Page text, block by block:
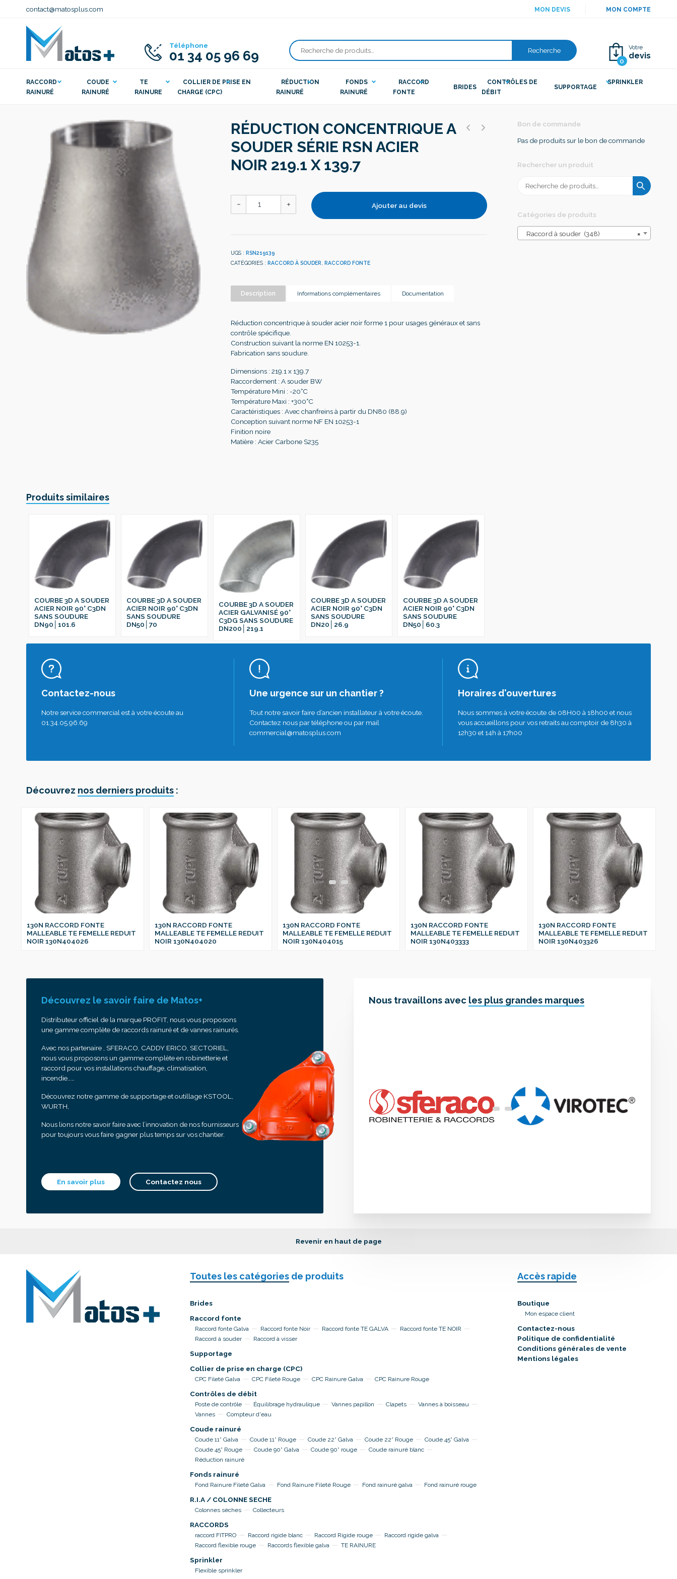
contact@matosplus.com MON DEVIS MON COMPTE
Téléphone
01 34 05 96 69
Recherche
Recherche
0
Votre
devis
RACCORD
RAINURÉ
COUDE
RAINURÉ
TE
RAINURE
COLLIER DE PRISE EN
CHARGE (CPC)
RÉDUCTION
RAINURÉ
FONDS
RAINURÉ
RACCORD
FONTE
BRIDES
CONTRÔLES DE
DÉBIT
SUPPORTAGE
SPRINKLER
RÉDUCTION CONCENTRIQUE A
SOUDER SÉRIE RSN ACIER
NOIR 219.1 X 139.7
Ajouter au devis
UGS :RSN219139
CATÉGORIES :RACCORD À SOUDER ,RACCORD FONTE
Description Informations complémentaires Documentation
Réduction concentrique à souder acier noir forme 1 pour usages généraux et sans
contrôle spécifique.
Construction suivant la norme EN 10253-1.
Fabrication sans soudure.
Dimensions : 219.1 x 139.7
Raccordement : A souder BW
Température Mini : -20°C
Température Maxi : +300°C
Caractéristiques : Avec chanfreins à partir du DN80 (88.9)
Conception suivant norme NF EN 10253-1
Finition noire
Matière : Acier Carbone S235
Produits similaires
COURBE 3D A SOUDER
ACIER NOIR 90° C3DN
SANS SOUDURE
DN90│101.6
COURBE 3D A SOUDER
ACIER NOIR 90° C3DN
SANS SOUDURE
DN50│70
COURBE 3D A SOUDER
ACIER GALVANISÉ 90°
C3DG SANS SOUDURE
DN200│219.1
COURBE 3D A SOUDER
ACIER NOIR 90° C3DN
SANS SOUDURE
DN20│26.9
COURBE 3D A SOUDER
ACIER NOIR 90° C3DN
SANS SOUDURE
DN50│60.3
Bon de commande
Pas de produits sur le bon de commande
Rechercher un produit
pour :
Catégories de produits
×
Raccord à souder (348)
Contactez-nous
Notre service commercial est à votre écoute au
01.34.05.96.69
Une urgence sur un chantier ?
Tout notre savoir faire d’ancien installateur à votre écoute.
Contactez nous par téléphone ou par mail
commercial@matosplus.com
Horaires d'ouvertures
Nous sommes à votre écoute de 08H00 à 18h00 et nous
vous accueillons pour vos retraits au comptoir de 8h30 à
12h30 et 14h à 17h00
Découvrez nos derniers produits :
130N RACCORD FONTE
MALLEABLE TE FEMELLE REDUIT
NOIR 130N404026
130N RACCORD FONTE
MALLEABLE TE FEMELLE REDUIT
NOIR 130N404020
130N RACCORD FONTE
MALLEABLE TE FEMELLE REDUIT
NOIR 130N404015
130N RACCORD FONTE
MALLEABLE TE FEMELLE REDUIT
NOIR 130N403333
130N RACCORD FONTE
MALLEABLE TE FEMELLE REDUIT
NOIR 130N403326
Découvrez le savoir faire de Matos+
Distributeur officiel de la marque PROFIT, nous vous proposons
une gamme complète de raccords rainuré et de vannes rainurés.
Avec nos partenaire , SFERACO, CADDY ERICO, SECTORIEL,
nous vous proposons un gamme complète en robinetterie et
raccord pour vos installations chauffage, climatisation,
incendie……
Découvrez notre gamme de supportage et outillage KSTOOL,
WURTH,
Nous lions notre savoir faire avec l’innovation de nos fournisseurs
pour toujours vous faire gagner plus temps sur vos chantier.
En savoir plus Contactez nous
Nous travaillons avec les plus grandes marques
Revenir en haut de page
Toutes les catégories de produits
Brides
Raccord fonte
Raccord fonte Galva Raccord fonte Noir Raccord fonte TE GALVA
Raccord fonte TE NOIR
Raccord à souder
Raccord à visser
Supportage
Collier de prise en charge (CPC)
CPC Fileté Galva CPC Fileté Rouge CPC Rainure Galva CPC Rainure Rouge
Contrôles de débit
Poste de contrôle Équilibrage hydraulique Vannes papillon Clapets
Vannes à boisseau
Vannes
Compteur d'eau
Coude rainuré
Coude 11° Galva Coude 11° Rouge Coude 22° Galva Coude 22° Rouge
Coude 45° Galva
Coude 45° Rouge
Coude 90° Galva Coude 90° rouge
Coude rainuré blanc
Réduction rainuré
Fonds rainuré
Fond Rainure Fileté Galva Fond Rainure Fileté Rouge Fond rainuré galva Fond rainuré rouge
R.I.A / COLONNE SECHE
Colonnes sèches Collecteurs
RACCORDS
raccord FITPRO Raccord rigide blanc Raccord Rigide rouge
Raccord rigide galva
Raccord flexible rouge
Raccords flexible galva TE RAINURE
Sprinkler
Flexible sprinkler
Accès rapide
Boutique
Mon espace client
Contactez-nous
Politique de confidentialité
Conditions générales de vente
Mentions légales